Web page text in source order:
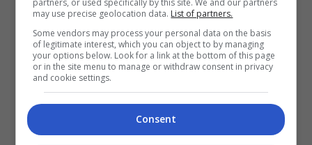
“Jadi, sama ada filem ketiga akan dihasilkan atau
tidak bergantung pada para penonton, sama ada
mereka menggemari watak-watak dalam filem
kedua,” katanya.
Sekuel filem ini mengisahkan Rini, yang perlu
mengatasi ketakutan di zaman silamnya dan
berdepan pelbagai cabaran bersama keluarganya
partners, or used specifically by this site. We and our partners
may use precise geolocation data. List of partners.
Some vendors may process your personal data on the basis
of legitimate interest, which you can object to by managing
your options below. Look for a link at the bottom of this page
or in the site menu to manage or withdraw consent in privacy
and cookie settings.
Consent